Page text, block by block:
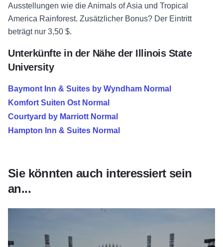
Ausstellungen wie die Animals of Asia und Tropical
America Rainforest. Zusätzlicher Bonus? Der Eintritt
beträgt nur 3,50 $.
Unterkünfte in der Nähe der Illinois State
University
Baymont Inn & Suites by Wyndham Normal
Komfort Suiten Ost Normal
Courtyard by Marriott Normal
Hampton Inn & Suites Normal
Sie könnten auch interessiert sein
an...